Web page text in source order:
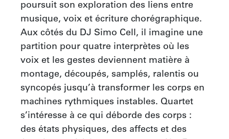
poursuit son exploration des liens entre
musique, voix et écriture chorégraphique.
Aux côtés du DJ Simo Cell, il imagine une
partition pour quatre interprètes où les
voix et les gestes deviennent matière à
montage, découpés, samplés, ralentis ou
syncopés jusqu’à transformer les corps en
machines rythmiques instables. Quartet
s’intéresse à ce qui déborde des corps :
des états physiques, des affects et des